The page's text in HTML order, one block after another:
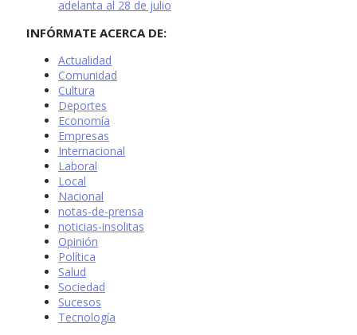
adelanta al 28 de julio
INFÓRMATE ACERCA DE:
Actualidad
Comunidad
Cultura
Deportes
Economía
Empresas
Internacional
Laboral
Local
Nacional
notas-de-prensa
noticias-insolitas
Opinión
Política
Salud
Sociedad
Sucesos
Tecnología